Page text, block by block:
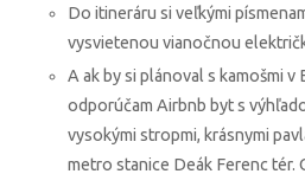
Do itineráru si veľkými
vysvietenou vianočnou
A ak by si plánoval s kamošmi
odporúčam Airbnb byt s
vysokými stropmi, krásnymi
metro stanice Deák Ferenc tér.